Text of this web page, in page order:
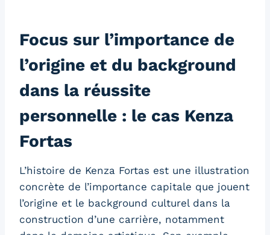
Focus sur l’importance de
l’origine et du background
dans la réussite
personnelle : le cas Kenza
Fortas
L’histoire de Kenza Fortas est une illustration
concrète de l’importance capitale que jouent
l’origine et le background culturel dans la
construction d’une carrière, notamment